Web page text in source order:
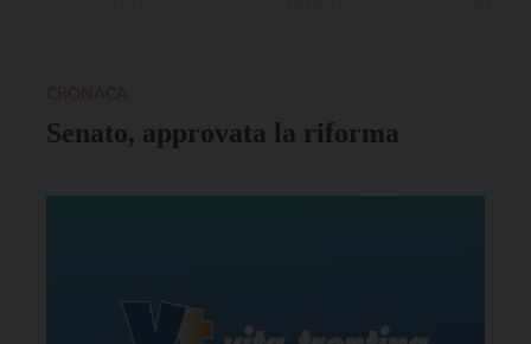
Senato, approvata la riforma